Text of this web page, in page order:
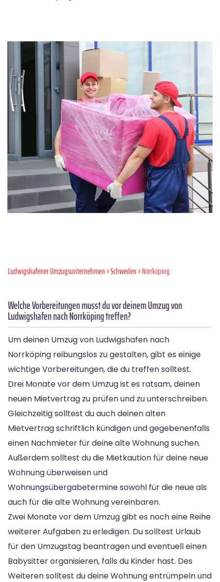
Ludwigshafener Umzugsunternehmen»Schweden» Norrköping
Welche Vorbereitungen musst du vor deinem Umzug von
Ludwigshafen nach Norrköping treffen?
Um deinen Umzug von Ludwigshafen nach
Norrköping reibungslos zu gestalten, gibt es einige
wichtige Vorbereitungen, die du treffen solltest.
Drei Monate vor dem Umzug ist es ratsam, deinen
neuen Mietvertrag zu prüfen und zu unterschreiben.
Gleichzeitig solltest du auch deinen alten
Mietvertrag schriftlich kündigen und gegebenenfalls
einen Nachmieter für deine alte Wohnung suchen.
Außerdem solltest du die Mietkaution für deine neue
Wohnung überweisen und
Wohnungsübergabetermine sowohl für die neue als
auch für die alte Wohnung vereinbaren.
Zwei Monate vor dem Umzug gibt es noch eine Reihe
weiterer Aufgaben zu erledigen. Du solltest Urlaub
für den Umzugstag beantragen und eventuell einen
Babysitter organisieren, falls du Kinder hast. Des
Weiteren solltest du deine Wohnung entrümpeln und